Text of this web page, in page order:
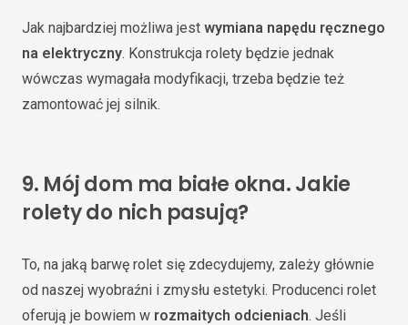
Jak najbardziej możliwa jest wymiana napędu ręcznego
na elektryczny. Konstrukcja rolety będzie jednak
wówczas wymagała modyfikacji, trzeba będzie też
zamontować jej silnik.
9. Mój dom ma białe okna. Jakie
rolety do nich pasują?
To, na jaką barwę rolet się zdecydujemy, zależy głównie
od naszej wyobraźni i zmysłu estetyki. Producenci rolet
oferują je bowiem w rozmaitych odcieniach. Jeśli